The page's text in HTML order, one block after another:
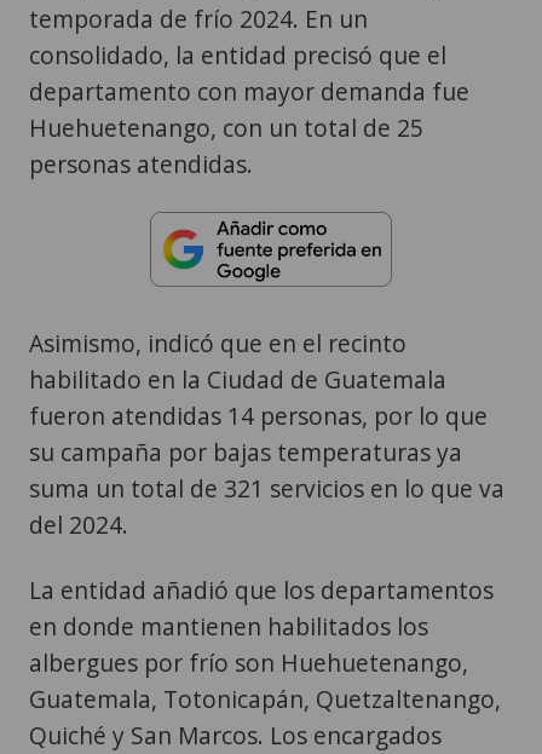
temporada de frío 2024. En un
consolidado, la entidad precisó que el
departamento con mayor demanda fue
Huehuetenango, con un total de 25
personas atendidas.
Asimismo, indicó que en el recinto
habilitado en la Ciudad de Guatemala
fueron atendidas 14 personas, por lo que
su campaña por bajas temperaturas ya
suma un total de 321 servicios en lo que va
del 2024.
La entidad añadió que los departamentos
en donde mantienen habilitados los
albergues por frío son Huehuetenango,
Guatemala, Totonicapán, Quetzaltenango,
Quiché y San Marcos. Los encargados